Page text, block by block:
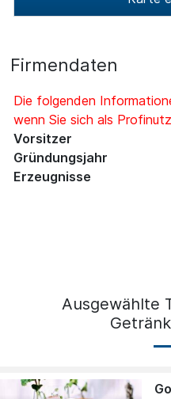
Firmendaten
Die folgenden
wenn Sie sich als
Vorsitzer
Gründungsjahr
Erzeugnisse
Ausgewählte